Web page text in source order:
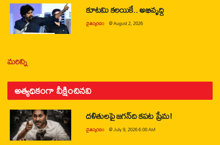
కూటమి కలయికే.. అభివృద్ధి
చైతన్యరధం @August 2, 2026
మరిన్ని
అత్యధికంగా వీక్షించినవి
దళితులపై జగన్‌ది కపట ప్రేమ!
చైతన్యరధం @July 9, 2026 6:00 AM